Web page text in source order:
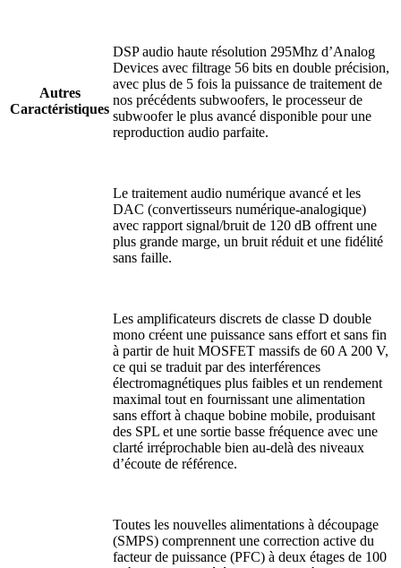
Autres
Caractéristiques
DSP audio haute résolution 295Mhz d’Analog
Devices avec filtrage 56 bits en double précision,
avec plus de 5 fois la puissance de traitement de
nos précédents subwoofers, le processeur de
subwoofer le plus avancé disponible pour une
reproduction audio parfaite.
Le traitement audio numérique avancé et les
DAC (convertisseurs numérique-analogique)
avec rapport signal/bruit de 120 dB offrent une
plus grande marge, un bruit réduit et une fidélité
sans faille.
Les amplificateurs discrets de classe D double
mono créent une puissance sans effort et sans fin
à partir de huit MOSFET massifs de 60 A 200 V,
ce qui se traduit par des interférences
électromagnétiques plus faibles et un rendement
maximal tout en fournissant une alimentation
sans effort à chaque bobine mobile, produisant
des SPL et une sortie basse fréquence avec une
clarté irréprochable bien au-delà des niveaux
d’écoute de référence.
Toutes les nouvelles alimentations à découpage
(SMPS) comprennent une correction active du
facteur de puissance (PFC) à deux étages de 100